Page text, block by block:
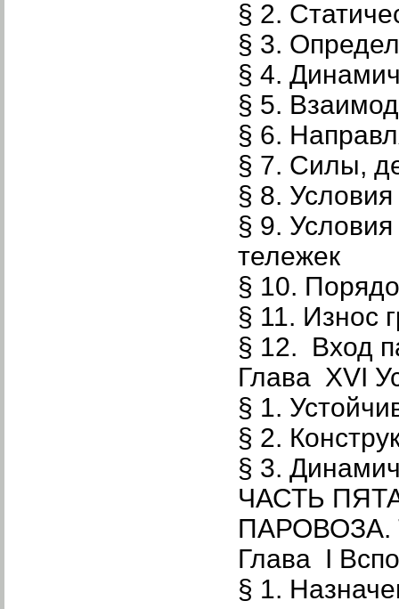
§ 2.
§ 3.
§ 4.
§ 5.
§ 6.
§ 7. Силы,
§ 8.
§ 9.
тележек
§ 10.
§ 11. Износ
§ 12. Вход
Глава XVI
§ 1.
§ 2.
§ 3.
ЧАСТЬ
ПАРОВОЗА.
Глава I
§ 1.